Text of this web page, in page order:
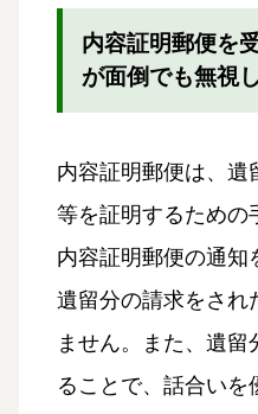
内容証明郵便を
が面倒でも無視
内容証明郵便は、遺
等を証明するための
内容証明郵便の通知
遺留分の請求をされ
ません。また、遺
ることで、話合いを